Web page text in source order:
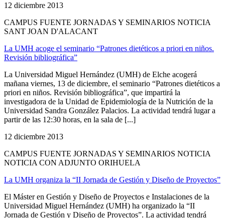
12 diciembre 2013
CAMPUS FUENTE JORNADAS Y SEMINARIOS NOTICIA
SANT JOAN D'ALACANT
La UMH acoge el seminario “Patrones dietéticos a priori en niños.
Revisión bibliográfica”
La Universidad Miguel Hernández (UMH) de Elche acogerá
mañana viernes, 13 de diciembre, el seminario “Patrones dietéticos a
priori en niños. Revisión bibliográfica”, que impartirá la
investigadora de la Unidad de Epidemiología de la Nutrición de la
Universidad Sandra González Palacios. La actividad tendrá lugar a
partir de las 12:30 horas, en la sala de [...]
12 diciembre 2013
CAMPUS FUENTE JORNADAS Y SEMINARIOS NOTICIA
NOTICIA CON ADJUNTO ORIHUELA
La UMH organiza la “II Jornada de Gestión y Diseño de Proyectos”
El Máster en Gestión y Diseño de Proyectos e Instalaciones de la
Universidad Miguel Hernández (UMH) ha organizado la “II
Jornada de Gestión y Diseño de Proyectos”. La actividad tendrá